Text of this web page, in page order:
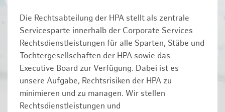
Die Rechtsabteilung der HPA stellt als zentrale
Servicesparte innerhalb der Corporate Services
Rechtsdienstleistungen für alle Sparten, Stäbe und
Tochtergesellschaften der HPA sowie das
Executive Board zur Verfügung. Dabei ist es
unsere Aufgabe, Rechtsrisiken der HPA zu
minimieren und zu managen. Wir stellen
Rechtsdienstleistungen und